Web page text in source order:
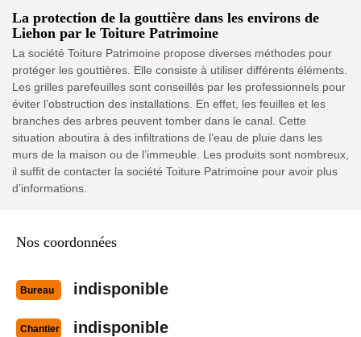
La protection de la gouttière dans les environs de
Liehon par le Toiture Patrimoine
La société Toiture Patrimoine propose diverses méthodes pour
protéger les gouttières. Elle consiste à utiliser différents éléments.
Les grilles parefeuilles sont conseillés par les professionnels pour
éviter l’obstruction des installations. En effet, les feuilles et les
branches des arbres peuvent tomber dans le canal. Cette
situation aboutira à des infiltrations de l’eau de pluie dans les
murs de la maison ou de l’immeuble. Les produits sont nombreux,
il suffit de contacter la société Toiture Patrimoine pour avoir plus
d’informations.
Nos coordonnées
Bureau indisponible
Chantier indisponible